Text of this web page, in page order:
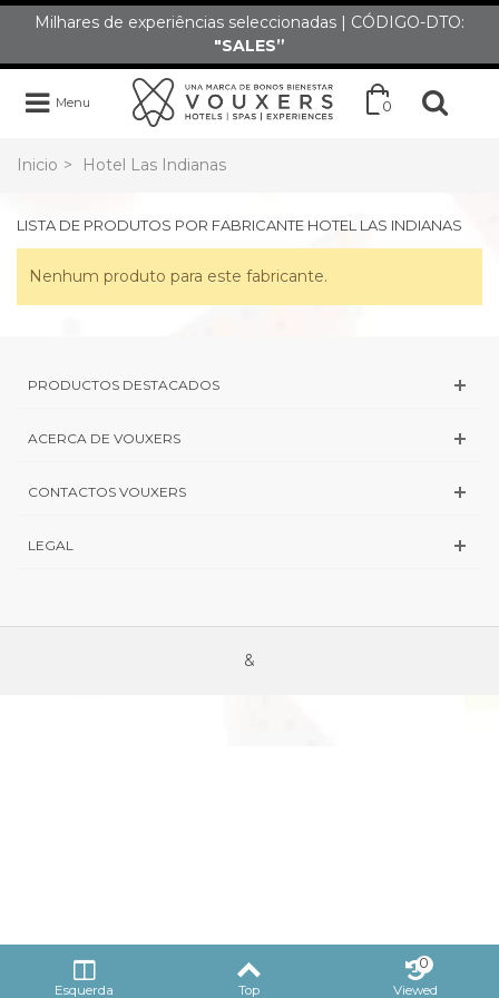
Milhares de experiências seleccionadas | CÓDIGO-DTO:
"SALES”
Menu 0
Inicio > Hotel Las Indianas
LISTA DE PRODUTOS POR FABRICANTE HOTEL LAS INDIANAS
Nenhum produto para este fabricante.
PRODUCTOS DESTACADOS
ACERCA DE VOUXERS
CONTACTOS VOUXERS
LEGAL
&
Esquerda Top Viewed
0